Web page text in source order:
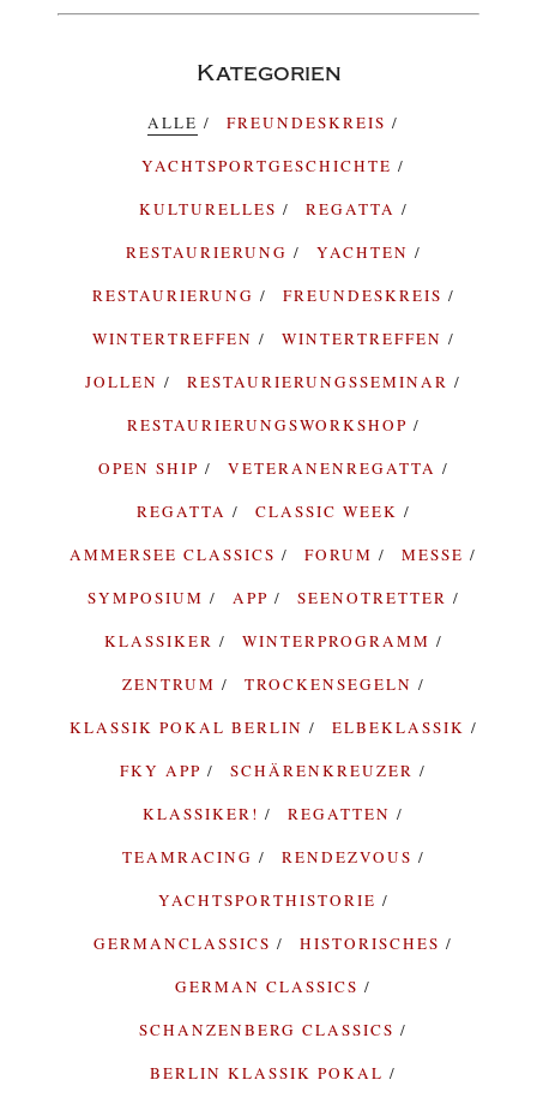
Kategorien
ALLE
FREUNDESKREIS
YACHTSPORTGESCHICHTE
KULTURELLES
REGATTA
RESTAURIERUNG
YACHTEN
RESTAURIERUNG
FREUNDESKREIS
WINTERTREFFEN
WINTERTREFFEN
JOLLEN
RESTAURIERUNGSSEMINAR
RESTAURIERUNGSWORKSHOP
OPEN SHIP
VETERANENREGATTA
REGATTA
CLASSIC WEEK
AMMERSEE CLASSICS
FORUM
MESSE
SYMPOSIUM
APP
SEENOTRETTER
KLASSIKER
WINTERPROGRAMM
ZENTRUM
TROCKENSEGELN
KLASSIK POKAL BERLIN
ELBEKLASSIK
FKY APP
SCHÄRENKREUZER
KLASSIKER!
REGATTEN
TEAMRACING
RENDEZVOUS
YACHTSPORTHISTORIE
GERMANCLASSICS
HISTORISCHES
GERMAN CLASSICS
SCHANZENBERG CLASSICS
BERLIN KLASSIK POKAL